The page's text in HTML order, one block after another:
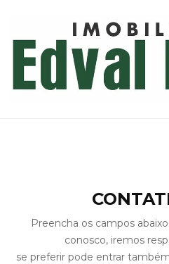
Preencha os campos
conosco, iremos
se preferir pode entrar